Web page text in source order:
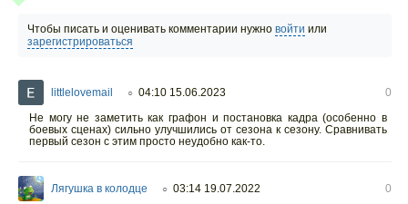
Чтобы писать и оценивать комментарии нужно войти или
зарегистрироваться
littlelovemail ○ 04:10 15.06.2023
0
Не могу не заметить как графон и постановка кадра (особенно в
боевых сценах) сильно улучшились от сезона к сезону. Сравнивать
первый сезон с этим просто неудобно как-то.
Лягушка в колодце ○ 03:14 19.07.2022
0